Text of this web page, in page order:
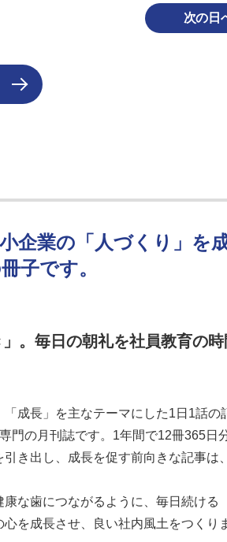
次の日
企業の「人づくり」を
子です。
。毎日の朝礼を社員教育の時
「成長」を主なテーマにした1日1話の
門の月刊誌です。1年間で12冊365日
き出し、成長を促す前向きな記事は、
な歯につながるように、毎日続ける
心を成長させ、良い社内風土をつくり